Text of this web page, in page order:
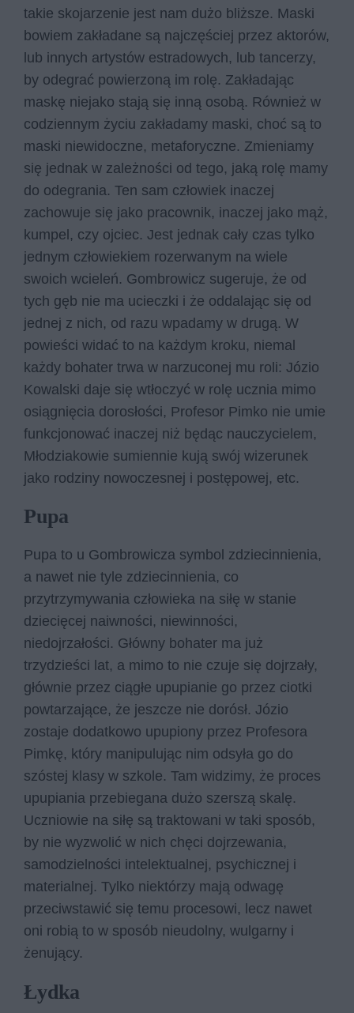
takie skojarzenie jest nam dużo bliższe. Maski
bowiem zakładane są najczęściej przez aktorów,
lub innych artystów estradowych, lub tancerzy,
by odegrać powierzoną im rolę. Zakładając
maskę niejako stają się inną osobą. Również w
codziennym życiu zakładamy maski, choć są to
maski niewidoczne, metaforyczne. Zmieniamy
się jednak w zależności od tego, jaką rolę mamy
do odegrania. Ten sam człowiek inaczej
zachowuje się jako pracownik, inaczej jako mąż,
kumpel, czy ojciec. Jest jednak cały czas tylko
jednym człowiekiem rozerwanym na wiele
swoich wcieleń. Gombrowicz sugeruje, że od
tych gęb nie ma ucieczki i że oddalając się od
jednej z nich, od razu wpadamy w drugą. W
powieści widać to na każdym kroku, niemal
każdy bohater trwa w narzuconej mu roli: Józio
Kowalski daje się wtłoczyć w rolę ucznia mimo
osiągnięcia dorosłości, Profesor Pimko nie umie
funkcjonować inaczej niż będąc nauczycielem,
Młodziakowie sumiennie kują swój wizerunek
jako rodziny nowoczesnej i postępowej, etc.
Pupa
Pupa to u Gombrowicza symbol zdziecinnienia,
a nawet nie tyle zdziecinnienia, co
przytrzymywania człowieka na siłę w stanie
dziecięcej naiwności, niewinności,
niedojrzałości. Główny bohater ma już
trzydzieści lat, a mimo to nie czuje się dojrzały,
głównie przez ciągłe upupianie go przez ciotki
powtarzające, że jeszcze nie dorósł. Józio
zostaje dodatkowo upupiony przez Profesora
Pimkę, który manipulując nim odsyła go do
szóstej klasy w szkole. Tam widzimy, że proces
upupiania przebiegana dużo szerszą skalę.
Uczniowie na siłę są traktowani w taki sposób,
by nie wyzwolić w nich chęci dojrzewania,
samodzielności intelektualnej, psychicznej i
materialnej. Tylko niektórzy mają odwagę
przeciwstawić się temu procesowi, lecz nawet
oni robią to w sposób nieudolny, wulgarny i
żenujący.
Łydka